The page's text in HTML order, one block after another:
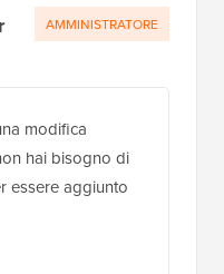
modifica
hai bisogno di
essere aggiunto
AMMINISTRATORE